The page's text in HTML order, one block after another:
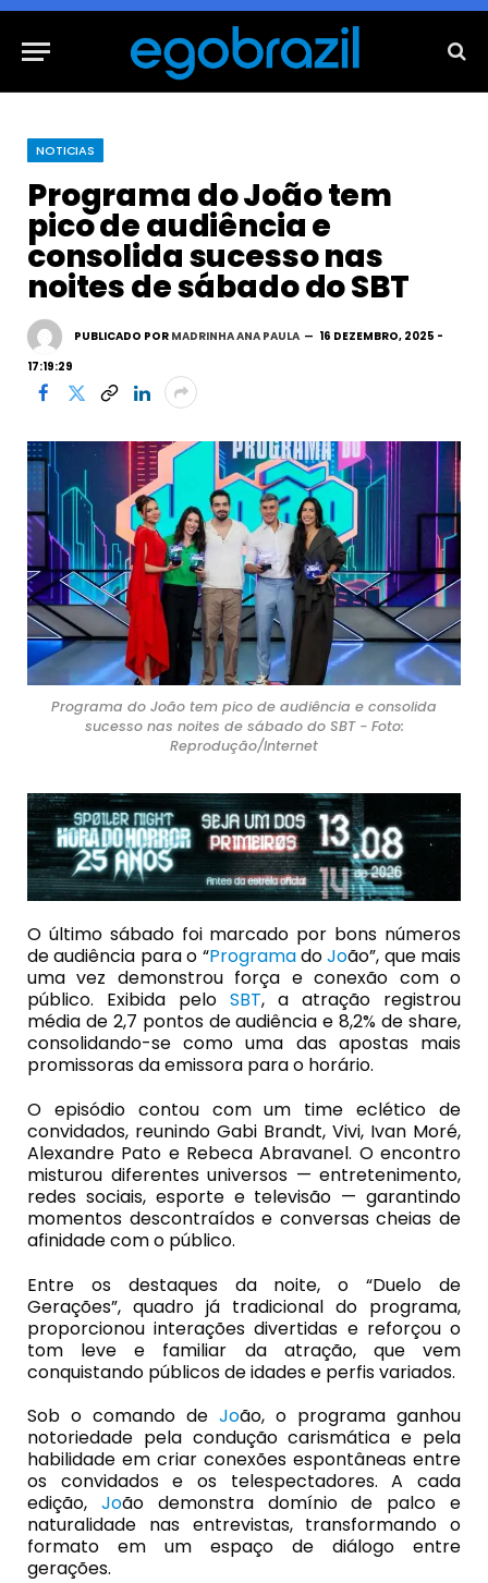
NOTICIAS
Programa do João tem
pico de audiência e
consolida sucesso nas
noites de sábado do SBT
PUBLICADO POR MADRINHA ANA PAULA
16 DEZEMBRO, 2025 -
17:19:29
Programa do João tem pico de audiência e consolida
sucesso nas noites de sábado do SBT - Foto:
Reprodução/Internet
O último sábado foi marcado por bons números
de audiência para o “ProgramadoJoão”, que mais
uma vez demonstrou força e conexão com o
público. Exibida pelo SBT, a atração registrou
média de 2,7 pontos de audiência e 8,2% de share,
consolidando-se como uma das apostas mais
promissoras da emissora para o horário.
O episódio contou com um time eclético de
convidados, reunindo Gabi Brandt, Vivi, Ivan Moré,
Alexandre Pato e Rebeca Abravanel. O encontro
misturou diferentes universos — entretenimento,
redes sociais, esporte e televisão — garantindo
momentos descontraídos e conversas cheias de
afinidade com o público.
Entre os destaques da noite, o “Duelo de
Gerações”, quadro já tradicional do programa,
proporcionou interações divertidas e reforçou o
tom leve e familiar da atração, que vem
conquistando públicos de idades e perfis variados.
Sob o comando de João, o programa ganhou
notoriedade pela condução carismática e pela
habilidade em criar conexões espontâneas entre
os convidados e os telespectadores. A cada
edição, João demonstra domínio de palco e
naturalidade nas entrevistas, transformando o
formato em um espaço de diálogo entre
gerações.